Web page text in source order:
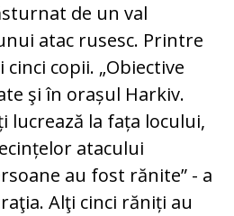
de un val
atac rusesc. Printre
copii. „Obiective
şi în orașul Harkiv.
lucrează la fața locului,
atacului
au fost rănite” - a
Alţi cinci răniți au